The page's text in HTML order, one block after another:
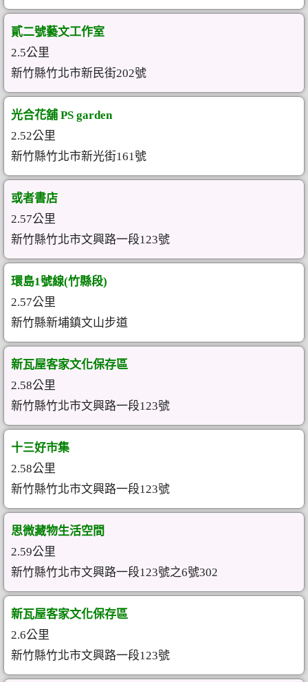
貳二號藝文工作室
2.5公里
新竹縣竹北市新民街202號
光合花舖 PS garden
2.52公里
新竹縣竹北市新光街161號
或者書店
2.57公里
新竹縣竹北市文興路一段123號
環島1號線(竹縣段)
2.57公里
新竹縣新埔鎮文山步道
新瓦屋客家文化保存區
2.58公里
新竹縣竹北市文興路一段123號
十三好市集
2.58公里
新竹縣竹北市文興路一段123號
思微藏物生活空間
2.59公里
新竹縣竹北市文興路一段123號之6號302
新瓦屋客家文化保存區
2.6公里
新竹縣竹北市文興路一段123號